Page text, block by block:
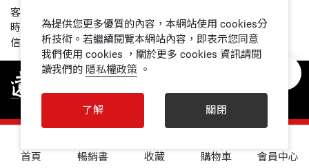
領導影響力學院
1號課堂
客服專線：+886 2 2662-0012
時間：週一~週五9:00~12:30;13:30~17:00
信箱：service@cwgv.com.tw
為提供您更多優質的內容，本網站使用 cookies分
析技術。若繼續閱覽本網站內容，即表示您同意
我們使用 cookies ，關於更多 cookies 資訊請閱
讀我們的 隱私權政策 。
了解 關閉
首頁 暢銷書 收藏 購物車 會員中心